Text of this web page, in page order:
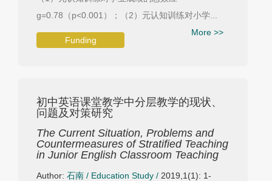
g=0.78（p<0.001）；（2）元认知训练对小学...
More >>
Funding
初中英语课堂教学中分层教学的现状、
问题及对策研究
The Current Situation, Problems and
Countermeasures of Stratified Teaching
in Junior English Classroom Teaching
Author: 石南 / Education Study / 2019,1(1): 1-